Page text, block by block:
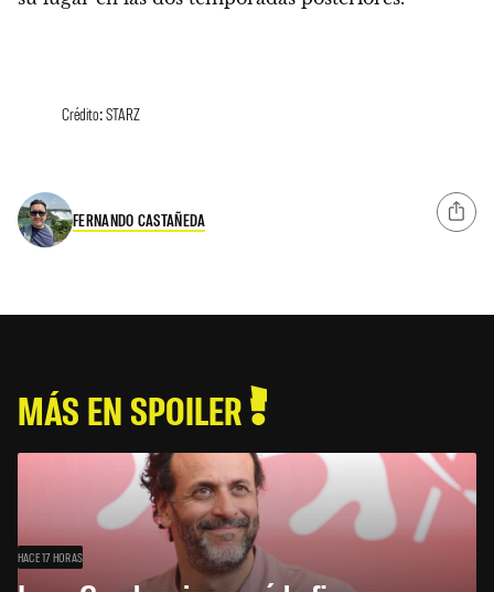
Crédito: STARZ
FERNANDO CASTAÑEDA
MÁS EN SPOILER
HACE 17 HORAS